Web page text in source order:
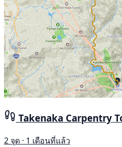
Takenaka Carpentry
2 จุด · 1 เดือนที่แล้ว